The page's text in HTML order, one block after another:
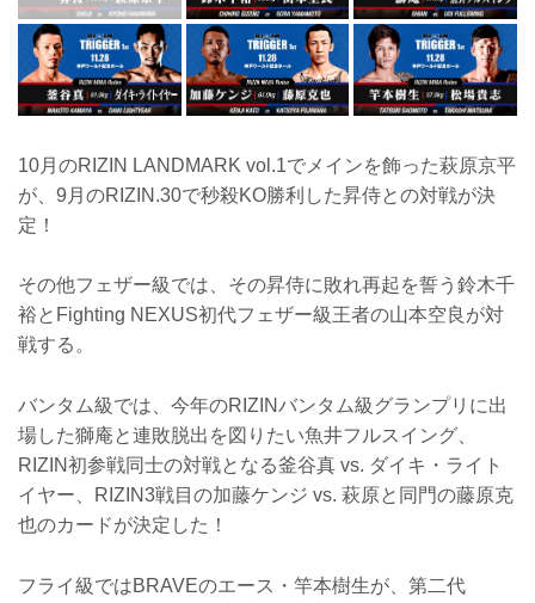
10月のRIZIN LANDMARK vol.1でメインを飾った萩原京平
が、9月のRIZIN.30で秒殺KO勝利した昇侍との対戦が決
定！
その他フェザー級では、その昇侍に敗れ再起を誓う鈴木千
裕とFighting NEXUS初代フェザー級王者の山本空良が対
戦する。
バンタム級では、今年のRIZINバンタム級グランプリに出
場した獅庵と連敗脱出を図りたい魚井フルスイング、
RIZIN初参戦同士の対戦となる釜谷真 vs. ダイキ・ライト
イヤー、RIZIN3戦目の加藤ケンジ vs. 萩原と同門の藤原克
也のカードが決定した！
フライ級ではBRAVEのエース・竿本樹生が、第二代